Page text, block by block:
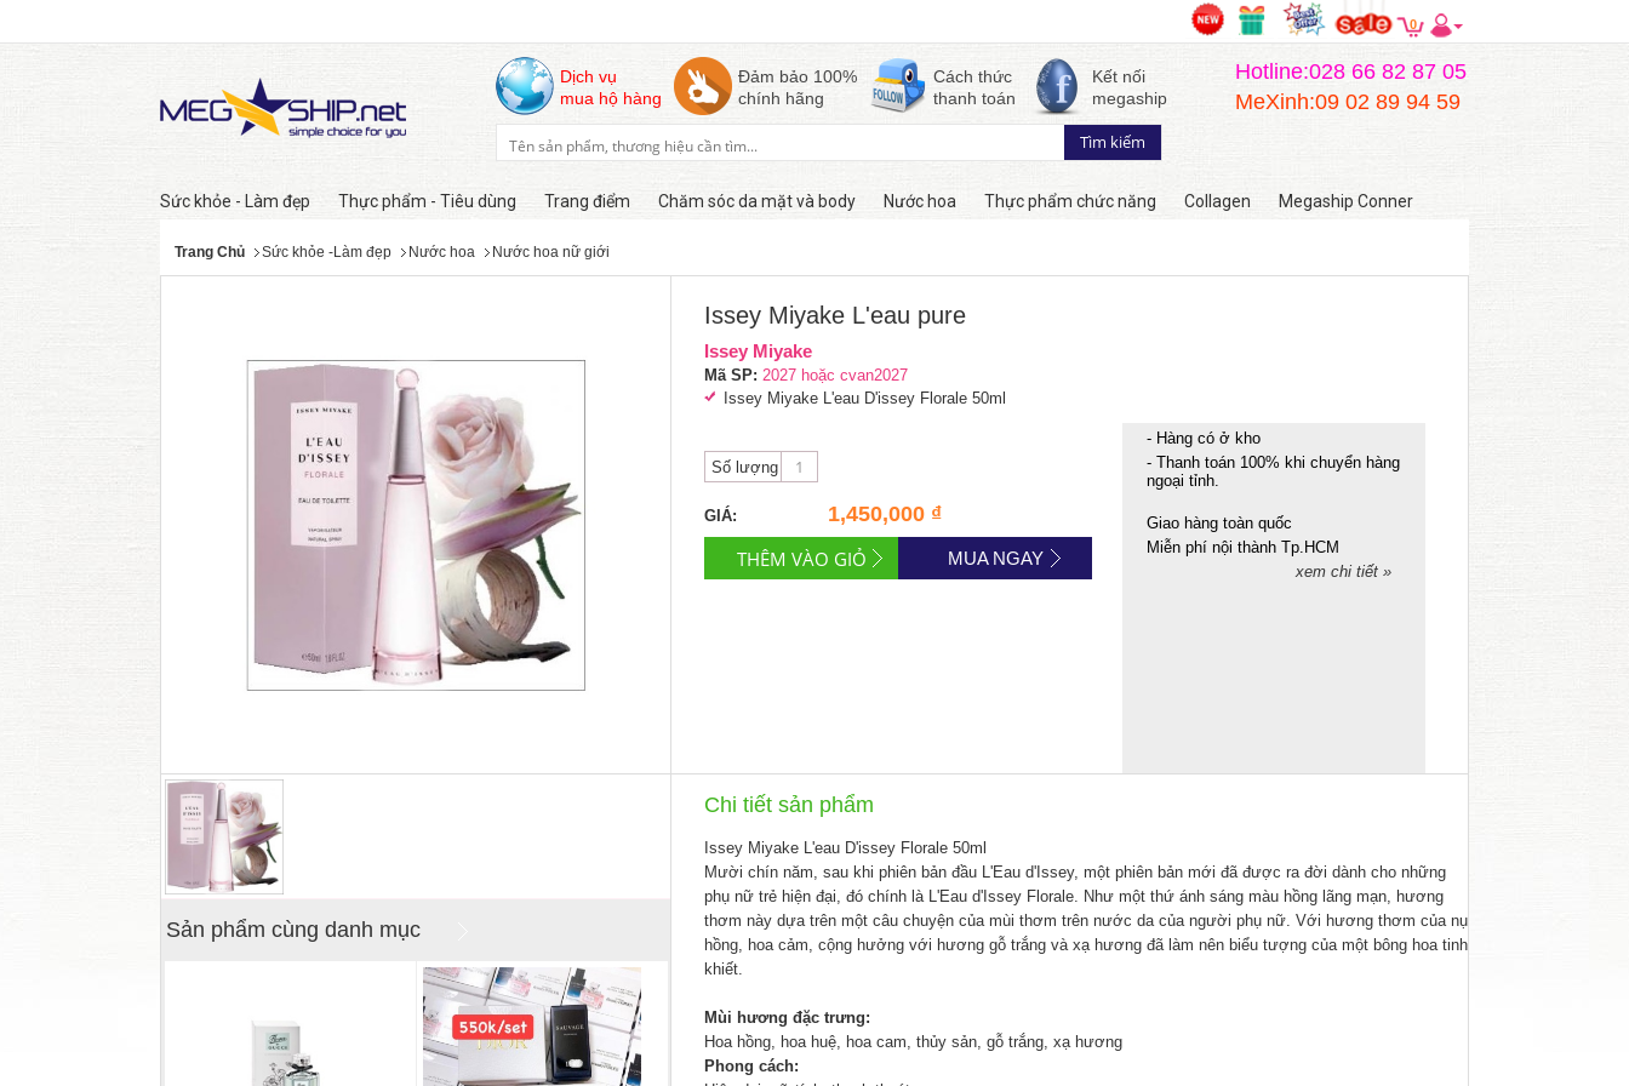
0
Dịch vụ
mua hộ hàng
Đảm bảo 100%
chính hãng
Cách thức
thanh toán
Kết nối
megaship
Hotline:028 66 82 87 05
MeXinh:09 02 89 94 59
Sức khỏe - Làm đẹp Thực phẩm - Tiêu dùng Trang điểm Chăm sóc da mặt và body Nước hoa Thực phẩm chức năng Collagen Megaship Conner
Trang Chủ Sức khỏe -Làm đẹp Nước hoa Nước hoa nữ giới
Còn hàng
Sản phẩm cùng danh mục
Issey Miyake L'eau pure
Issey Miyake
Mã SP: 2027 hoặc cvan2027
Issey Miyake L'eau D'issey Florale 50ml
Số lượng
GIÁ: 1,450,000 ₫
MUA NGAY
- Hàng có ở kho
- Thanh toán 100% khi chuyển hàng
ngoại tỉnh.
Giao hàng toàn quốc
Miễn phí nội thành Tp.HCM
xem chi tiết »
Chi tiết sản phẩm
Issey Miyake L'eau D'issey Florale 50ml
Mười chín năm, sau khi phiên bản đầu L'Eau d'Issey, một phiên bản mới đã được ra đời dành cho những
phụ nữ trẻ hiện đại, đó chính là L'Eau d'Issey Florale. Như một thứ ánh sáng màu hồng lãng mạn, hương
thơm này dựa trên một câu chuyện của mùi thơm trên nước da của người phụ nữ. Với hương thơm của nụ
hồng, hoa cảm, cộng hưởng với hương gỗ trắng và xạ hương đã làm nên biểu tượng của một bông hoa tinh
khiết.
Mùi hương đặc trưng:
Hoa hồng, hoa huệ, hoa cam, thủy sản, gỗ trắng, xạ hương
Phong cách: